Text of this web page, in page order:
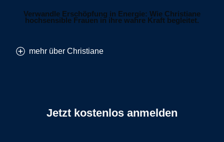
Verwandle Erschöpfung in Energie: Wie Christiane
hochsensible Frauen in ihre wahre Kraft begleitet.
mehr über Christiane
Jetzt kostenlos anmelden